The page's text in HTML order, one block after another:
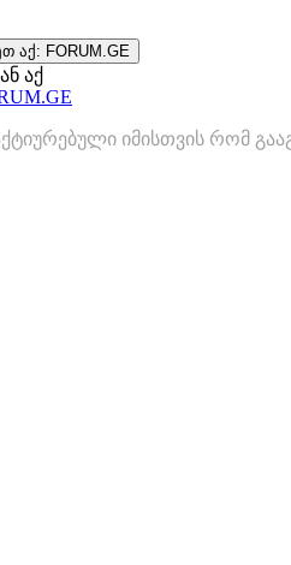
აქ: FORUM.GE
ან აქ
იმისთვის რომ